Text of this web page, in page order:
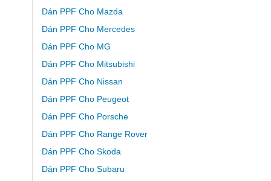
Dán PPF Cho Mazda
Dán PPF Cho Mercedes
Dán PPF Cho MG
Dán PPF Cho Mitsubishi
Dán PPF Cho Nissan
Dán PPF Cho Peugeot
Dán PPF Cho Porsche
Dán PPF Cho Range Rover
Dán PPF Cho Skoda
Dán PPF Cho Subaru